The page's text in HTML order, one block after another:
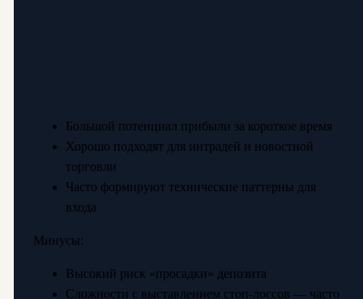
Большой потенциал прибыли за короткое время
Хорошо подходят для интрадей и новостной
торговли
Часто формируют технические паттерны для
входа
Минусы:
Высокий риск «просадки» депозита
Сложности с выставлением стоп-лоссов — часто